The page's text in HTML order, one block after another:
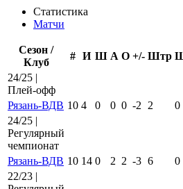
Статистика
Матчи
Сезон /
Клуб
# И Ш А О +/- Штр
24/25 |
Плей-офф
Рязань-ВДВ 10 4 0 0 0 -2 2 0
24/25 |
Регулярный
чемпионат
Рязань-ВДВ 10 14 0 2 2 -3 6 0
22/23 |